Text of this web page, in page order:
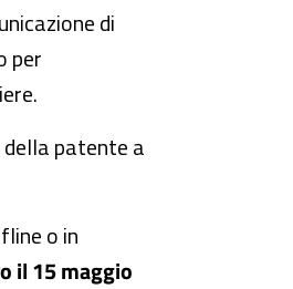
di
per
patente a
o in
il 15 maggio